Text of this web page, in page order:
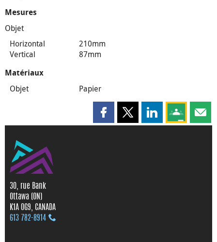
Mesures
Objet
Horizontal
210mm
Vertical
87mm
Matériaux
Objet Papier
Partager cette page sur
Partager cette page sur X
Partager cette
Partagez
30, rue Bank
Ottawa (ON)
K1A 0G9, CANADA
613 782‑8914